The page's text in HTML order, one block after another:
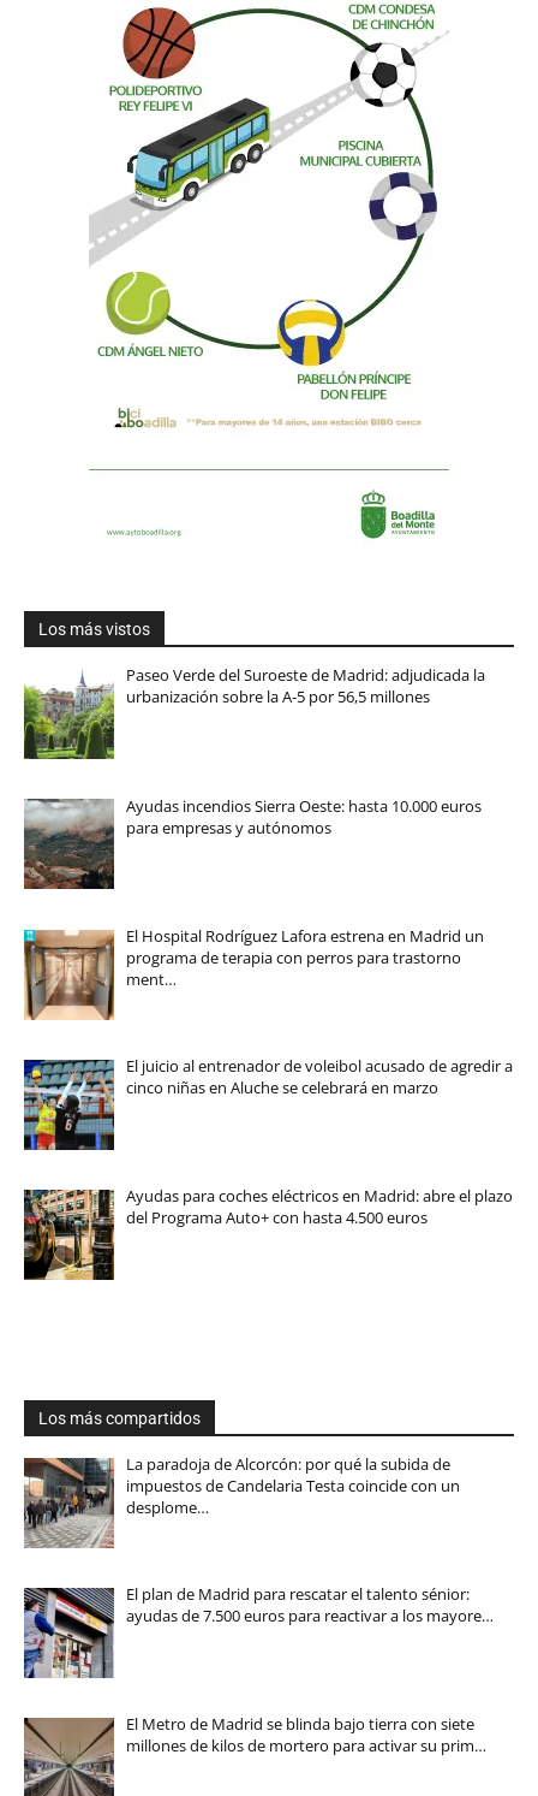
Los más vistos
Paseo Verde del Suroeste de Madrid: adjudicada la
urbanización sobre la A-5 por 56,5 millones
Ayudas incendios Sierra Oeste: hasta 10.000 euros
para empresas y autónomos
El Hospital Rodríguez Lafora estrena en Madrid un
programa de terapia con perros para trastorno
ment…
El juicio al entrenador de voleibol acusado de agredir a
cinco niñas en Aluche se celebrará en marzo
Ayudas para coches eléctricos en Madrid: abre el plazo
del Programa Auto+ con hasta 4.500 euros
Los más compartidos
La paradoja de Alcorcón: por qué la subida de
impuestos de Candelaria Testa coincide con un
desplome…
El plan de Madrid para rescatar el talento sénior:
ayudas de 7.500 euros para reactivar a los mayore…
El Metro de Madrid se blinda bajo tierra con siete
millones de kilos de mortero para activar su prim…